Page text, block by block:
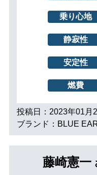
乗り心地
静寂性
安定性
燃費
投稿日：2023年01月
ブランド：BLUE
藤崎憲一